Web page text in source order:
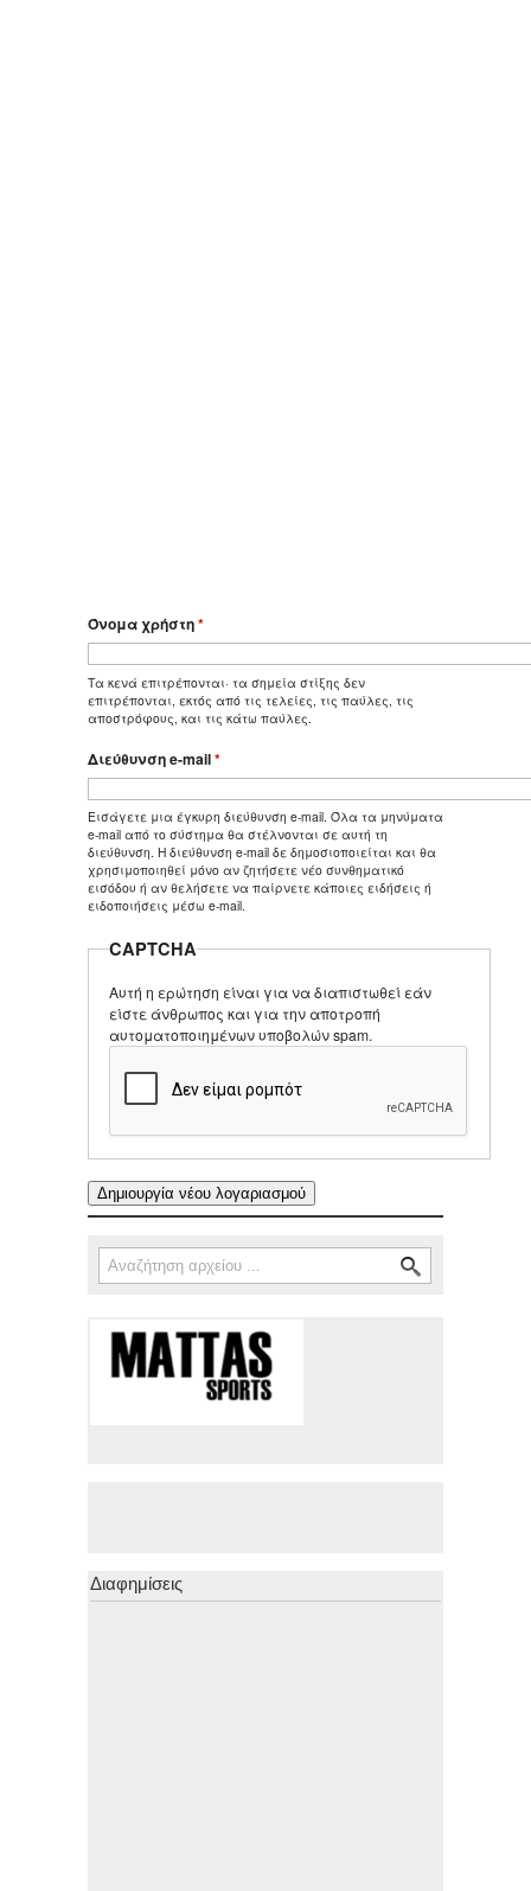
Όνομα χρήστη*
Τα κενά επιτρέπονται· τα σημεία στίξης δεν
επιτρέπονται, εκτός από τις τελείες, τις παύλες, τις
αποστρόφους, και τις κάτω παύλες.
Διεύθυνση e-mail*
Εισάγετε μια έγκυρη διεύθυνση e-mail. Όλα τα μηνύματα
e-mail από το σύστημα θα στέλνονται σε αυτή τη
διεύθυνση. Η διεύθυνση e-mail δε δημοσιοποιείται και θα
χρησιμοποιηθεί μόνο αν ζητήσετε νέο συνθηματικό
εισόδου ή αν θελήσετε να παίρνετε κάποιες ειδήσεις ή
ειδοποιήσεις μέσω e-mail.
CAPTCHA
Αυτή η ερώτηση είναι για να διαπιστωθεί εάν
είστε άνθρωπος και για την αποτροπή
αυτοματοποιημένων υποβολών spam.
Φόρμα αναζήτησης
Αναζήτηση
Διαφημίσεις